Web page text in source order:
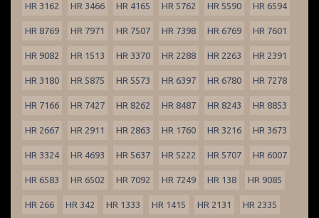
HR 3162 HR 3466 HR 4165 HR 5762 HR 5590 HR 6594
HR 8769 HR 7971 HR 7507 HR 7398 HR 6769 HR 7601
HR 9082 HR 1513 HR 3370 HR 2288 HR 2263 HR 2391
HR 3180 HR 5875 HR 5573 HR 6397 HR 6780 HR 7278
HR 7166 HR 7427 HR 8262 HR 8487 HR 8243 HR 8853
HR 2667 HR 2911 HR 2863 HR 1760 HR 3216 HR 3673
HR 3324 HR 4693 HR 5637 HR 5222 HR 5707 HR 6007
HR 6583 HR 6502 HR 7092 HR 7249 HR 138 HR 9085
HR 266 HR 342 HR 1333 HR 1415 HR 2131 HR 2335